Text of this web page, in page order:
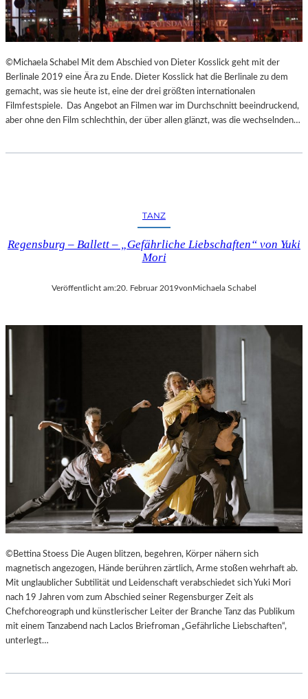
©Michaela Schabel Mit dem Abschied von Dieter Kosslick geht mit der
Berlinale 2019 eine Ära zu Ende. Dieter Kosslick hat die Berlinale zu dem
gemacht, was sie heute ist, eine der drei größten internationalen
Filmfestspiele. Das Angebot an Filmen war im Durchschnitt beeindruckend,
aber ohne den Film schlechthin, der über allen glänzt, was die wechselnden…
TANZ
Regensburg – Ballett – „Gefährliche Liebschaften“ von Yuki
Mori
Veröffentlicht am:20. Februar 2019vonMichaela Schabel
©Bettina Stoess Die Augen blitzen, begehren, Körper nähern sich
magnetisch angezogen, Hände berühren zärtlich, Arme stoßen wehrhaft ab.
Mit unglaublicher Subtilität und Leidenschaft verabschiedet sich Yuki Mori
nach 19 Jahren vom zum Abschied seiner Regensburger Zeit als
Chefchoreograph und künstlerischer Leiter der Branche Tanz das Publikum
mit einem Tanzabend nach Laclos Briefroman „Gefährliche Liebschaften“,
unterlegt…